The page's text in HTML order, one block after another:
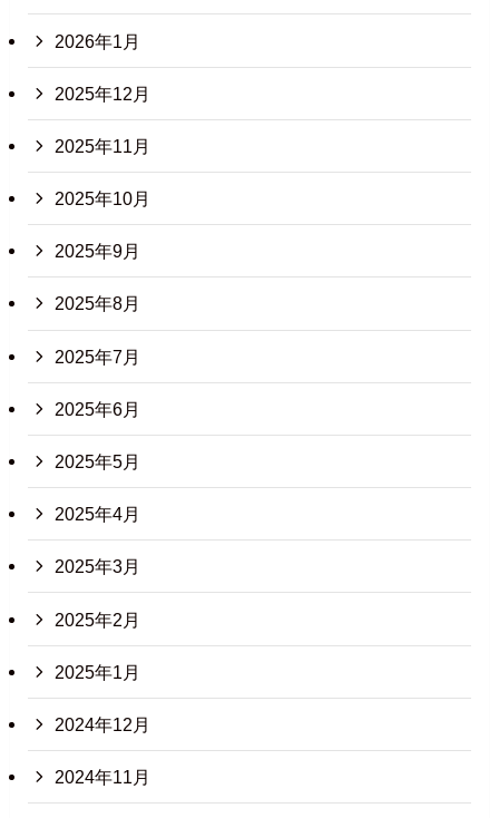
2026年1月
2025年12月
2025年11月
2025年10月
2025年9月
2025年8月
2025年7月
2025年6月
2025年5月
2025年4月
2025年3月
2025年2月
2025年1月
2024年12月
2024年11月